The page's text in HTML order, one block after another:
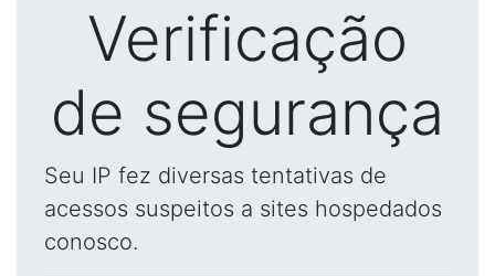
Verificação
de segurança
Seu IP fez diversas tentativas de
acessos suspeitos a sites hospedados
conosco.